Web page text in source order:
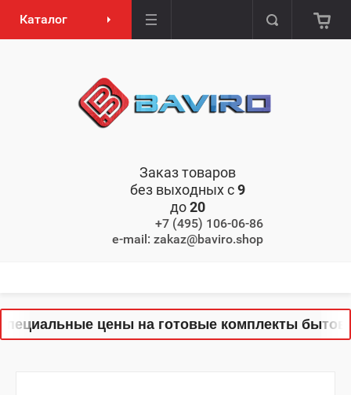
Каталог
Заказ товаров
без выходных с9
до20
+7 (495) 106-06-86
e-mail: zakaz@baviro.shop
цены на готовые комплекты бытовой